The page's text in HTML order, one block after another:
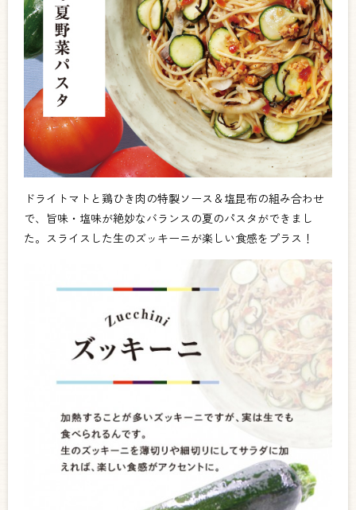
ドライトマトと鶏ひき肉の特製ソース＆塩昆布の組み合わせ
で、 旨味・塩味が絶妙なバランスの夏のパスタができまし
た。スライスした生のズッキーニが楽しい食感をプラス！